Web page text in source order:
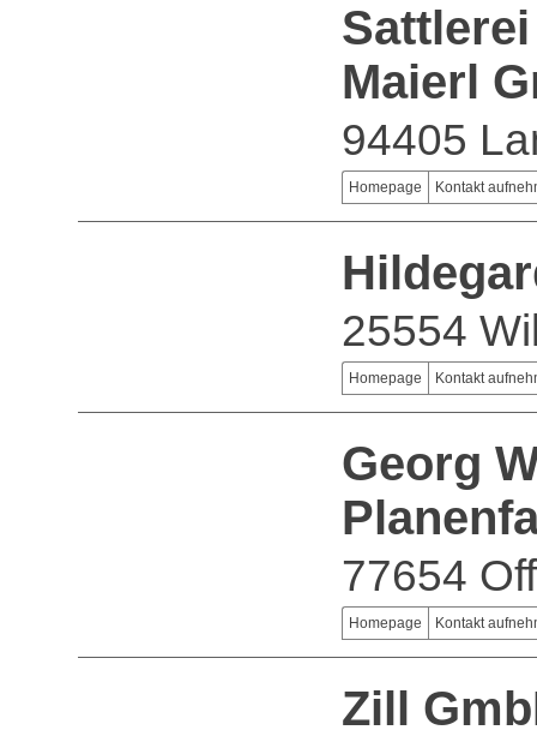
Maierl
94405
Homepage Kontakt
25554
Homepage Kontakt
Georg
77654
Homepage Kontakt
Zill